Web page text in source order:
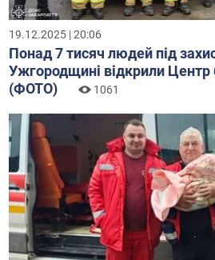
19.12.2025 | 20:06
Понад 7 тисяч людей під
Ужгородщині відкрили
(ФОТО)
1061